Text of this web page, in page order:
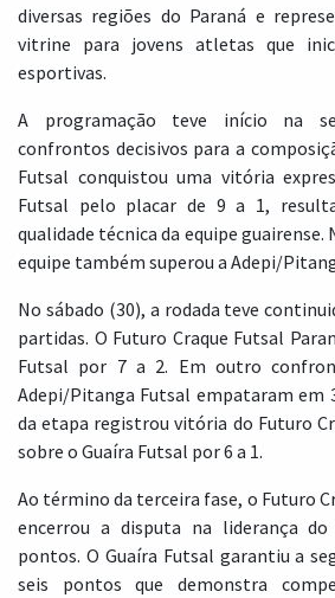
diversas regiões do Paraná e
vitrine para jovens atletas que
esportivas.
A programação teve início na
confrontos decisivos para a
Futsal conquistou uma vitória
Futsal pelo placar de 9 a 1,
qualidade técnica da equipe guairense.
equipe também superou a Adepi/
No sábado (30), a rodada teve
partidas. O Futuro Craque Futsal
Futsal por 7 a 2. Em outro
Adepi/Pitanga Futsal empataram em
da etapa registrou vitória do Futuro
sobre o Guaíra Futsal por 6 a 1.
Ao término da terceira fase, o Futuro
encerrou a disputa na liderança
pontos. O Guaíra Futsal garantiu a
seis pontos que demonstra